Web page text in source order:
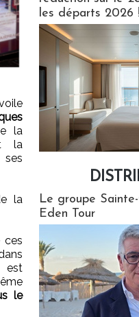
la
la
la
ces
est
le
les départs 2026 !
Le groupe
Eden Tour